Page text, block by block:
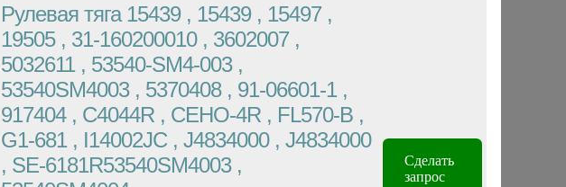
Рулевая тяга 15439 , 15439 , 15497 ,
19505 , 31-160200010 , 3602007 ,
5032611 , 53540-SM4-003 ,
53540SM4003 , 5370408 , 91-06601-1 ,
917404 , C4044R , CEHO-4R , FL570-B ,
G1-681 , I14002JC , J4834000 , J4834000
, SE-6181R53540SM4003 ,
Сделать
запрос